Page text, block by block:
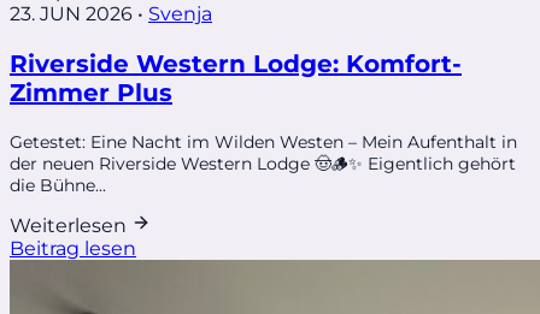
23. JUN 2026 • Svenja
Riverside Western Lodge: Komfort-
Zimmer Plus
Getestet: Eine Nacht im Wilden Westen – Mein Aufenthalt in
der neuen Riverside Western Lodge 🤠🪵✨ Eigentlich gehört
die Bühne...
Weiterlesen
Beitrag lesen